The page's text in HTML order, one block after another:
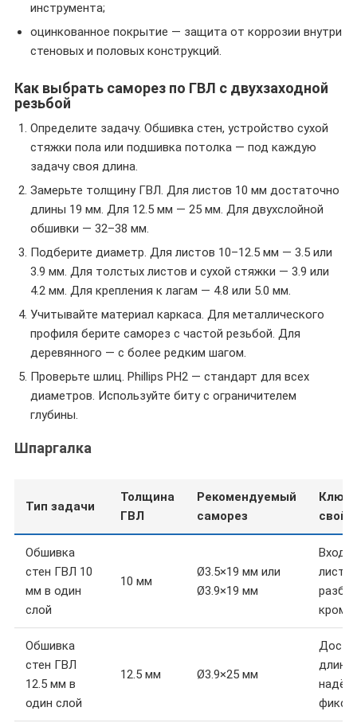
инструмента;
оцинкованное покрытие — защита от коррозии внутри
стеновых и половых конструкций.
Как выбрать саморез по ГВЛ с двухзаходной
резьбой
Определите задачу. Обшивка стен, устройство сухой
стяжки пола или подшивка потолка — под каждую
задачу своя длина.
Замерьте толщину ГВЛ. Для листов 10 мм достаточно
длины 19 мм. Для 12.5 мм — 25 мм. Для двухслойной
обшивки — 32–38 мм.
Подберите диаметр. Для листов 10–12.5 мм — 3.5 или
3.9 мм. Для толстых листов и сухой стяжки — 3.9 или
4.2 мм. Для крепления к лагам — 4.8 или 5.0 мм.
Учитывайте материал каркаса. Для металлического
профиля берите саморез с частой резьбой. Для
деревянного — с более редким шагом.
Проверьте шлиц. Phillips PH2 — стандарт для всех
диаметров. Используйте биту с ограничителем
глубины.
Шпаргалка
Тип задачи
Толщина
ГВЛ
Рекомендуемый
саморез
Обшивка
стен ГВЛ 10
мм в один
слой
10 мм
Ø3.5×19 мм или
Ø3.9×19 мм
лист
Обшивка
стен ГВЛ
12.5 мм в
один слой
12.5 мм Ø3.9×25 мм
длина